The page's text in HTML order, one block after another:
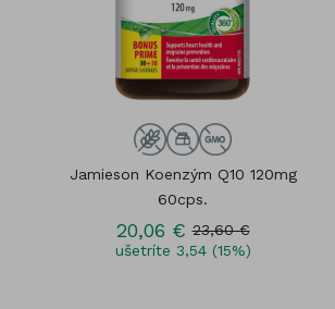
Jamieson Koenzým Q10 120mg
60cps.
20,06 € 23,60 €
ušetríte 3,54 (15%)